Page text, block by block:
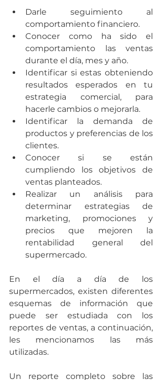
Darle seguimiento al
comportamiento financiero.
Conocer como ha sido el
comportamiento las ventas
durante el día, mes y año.
Identificar si estas obteniendo
resultados esperados en tu
estrategia comercial, para
hacerle cambios o mejorarla.
Identificar la demanda de
productos y preferencias de los
clientes.
Conocer si se están
cumpliendo los objetivos de
ventas planteados.
Realizar un análisis para
determinar estrategias de
marketing, promociones y
precios que mejoren la
rentabilidad general del
supermercado.
En el día a día de los
supermercados, existen diferentes
esquemas de información que
puede ser estudiada con los
reportes de ventas, a continuación,
les mencionamos las más
utilizadas.
Un reporte completo sobre las